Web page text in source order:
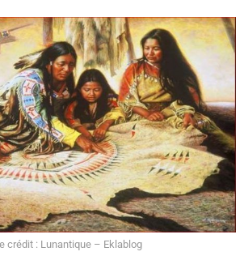
crédit : Lunantique – Eklablog